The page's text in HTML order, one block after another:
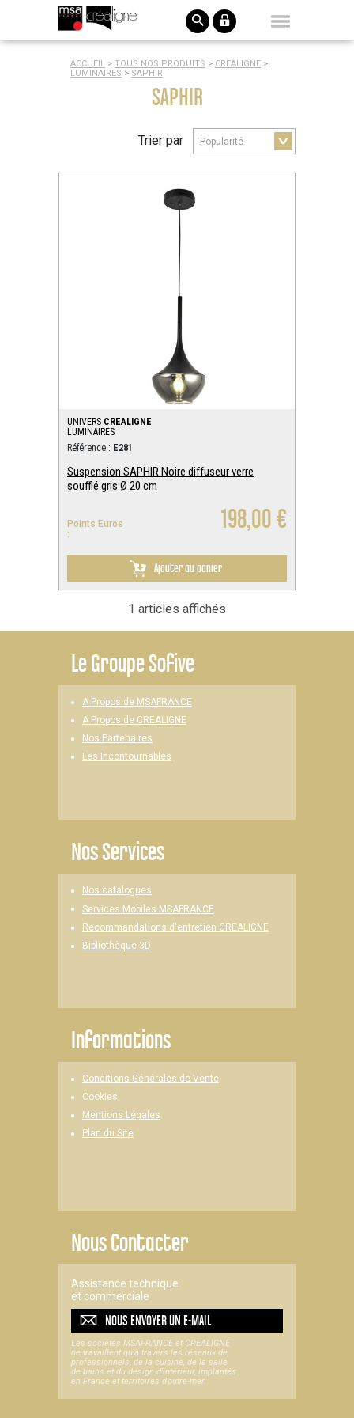
ACCUEIL > TOUS NOS PRODUITS > CREALIGNE >
LUMINAIRES > SAPHIR
SAPHIR
Trier par
UNIVERS CREALIGNE
LUMINAIRES
Référence : E281
Suspension SAPHIR Noire diffuseur verre
soufflé gris Ø 20 cm
Points Euros
:
198,00 €
Ajouter au panier
1 articles affichés
LeGroupe Sofive
A Propos de MSAFRANCE
A Propos de CREALIGNE
Nos Partenaires
Les Incontournables
Nos Services
Nos catalogues
Services Mobiles MSAFRANCE
Recommandations d'entretien CREALIGNE
Bibliothèque 3D
Informations
Conditions Générales de Vente
Cookies
Mentions Légales
Plan du Site
Nous Contacter
Assistance technique
et commerciale
NOUS ENVOYER UNE-MAIL
Les sociétés MSAFRANCE et CREALIGNE
ne travaillent qu'à travers les réseaux de
professionnels, de la cuisine, de la salle
de bains et du design d'intérieur, implantés
en France et territoires d’outre-mer.